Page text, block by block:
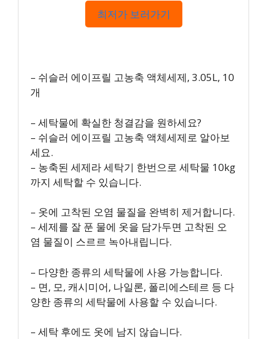
최저가 보러가기
– 쉬슬러 에이프릴 고농축 액체세제, 3.05L, 10
개
– 세탁물에 확실한 청결감을 원하세요?
– 쉬슬러 에이프릴 고농축 액체세제로 알아보
세요.
– 농축된 세제라 세탁기 한번으로 세탁물 10kg
까지 세탁할 수 있습니다.
– 옷에 고착된 오염 물질을 완벽히 제거합니다.
– 세제를 잘 푼 물에 옷을 담가두면 고착된 오
염 물질이 스르르 녹아내립니다.
– 다양한 종류의 세탁물에 사용 가능합니다.
– 면, 모, 캐시미어, 나일론, 폴리에스테르 등 다
양한 종류의 세탁물에 사용할 수 있습니다.
– 세탁 후에도 옷에 남지 않습니다.